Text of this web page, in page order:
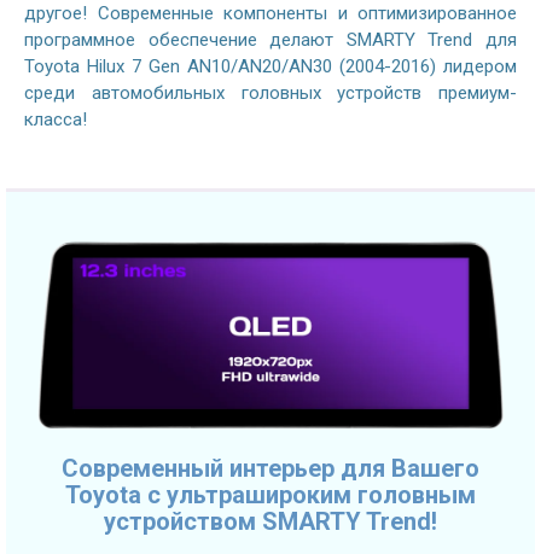
другое! Современные компоненты и оптимизированное
программное обеспечение делают SMARTY Trend для
Toyota Hilux 7 Gen AN10/AN20/AN30 (2004-2016) лидером
среди автомобильных головных устройств премиум-
класса!
Современный интерьер для Вашего
Toyota с ультрашироким головным
устройством SMARTY Trend!